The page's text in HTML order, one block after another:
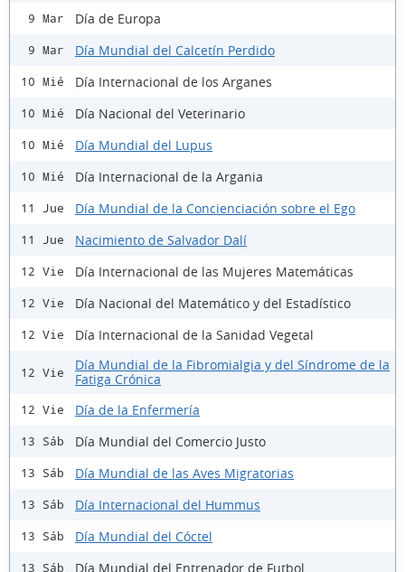
9 Mar Día de Europa
9 Mar Día Mundial del Calcetín Perdido
10 Mié Día Internacional de los Arganes
10 Mié Día Nacional del Veterinario
10 Mié Día Mundial del Lupus
10 Mié Día Internacional de la Argania
11 Jue Día Mundial de la Concienciación sobre el Ego
11 Jue Nacimiento de Salvador Dalí
12 Vie Día Internacional de las Mujeres Matemáticas
12 Vie Día Nacional del Matemático y del Estadístico
12 Vie Día Internacional de la Sanidad Vegetal
12 Vie
Día Mundial de la Fibromialgia y del Síndrome de la
Fatiga Crónica
12 Vie Día de la Enfermería
13 Sáb Día Mundial del Comercio Justo
13 Sáb Día Mundial de las Aves Migratorias
13 Sáb Día Internacional del Hummus
13 Sáb Día Mundial del Cóctel
13 Sáb Día Mundial del Entrenador de Futbol